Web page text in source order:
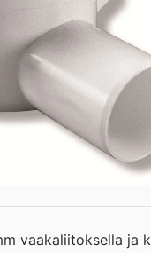
vaakaliitoksella ja